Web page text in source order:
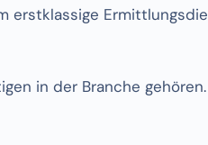
erstklassige
in der Branche gehören.